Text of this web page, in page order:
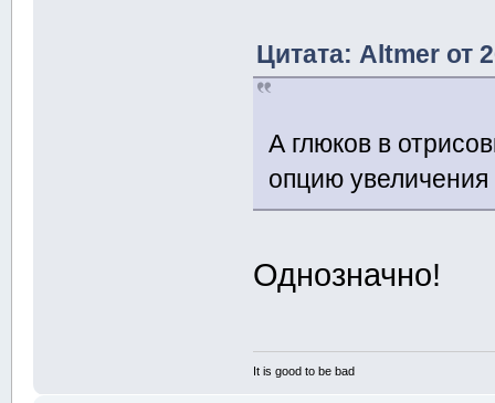
Цитата: Altmer от
А глюков в
опцию
Однозначно!
It is good to be bad